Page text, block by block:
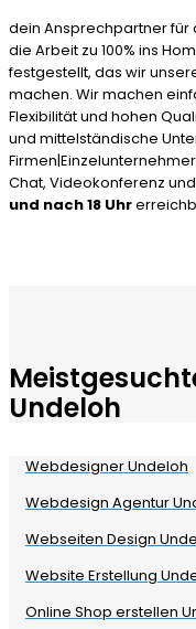
dein Ansprechpartner für
die Arbeit zu 100% ins
festgestellt, das wir
machen. Wir machen
Flexibilität und hohen
und mittelständische
Chat, Videokonferenz
und nach 18 Uhr
Undeloh
Webdesigner Undeloh
Webdesign Agentur
Webseiten Design
Website Erstellung
Online Shop erstellen